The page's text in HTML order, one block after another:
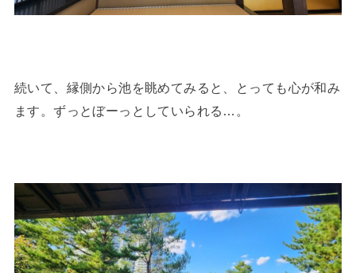
続いて、縁側から池を眺めてみると、とっても心が和み
ます。ずっとぼーっとしていられる…。